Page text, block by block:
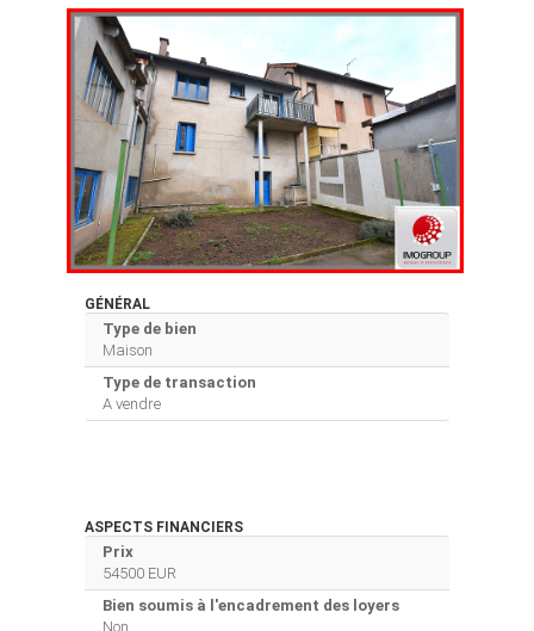
GÉNÉRAL
Type de bien
Maison
Type de transaction
A vendre
ASPECTS FINANCIERS
Prix
54500 EUR
Bien soumis à l'encadrement des loyers
Non